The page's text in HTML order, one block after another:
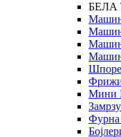
БЕЛА
Мини
Фурна